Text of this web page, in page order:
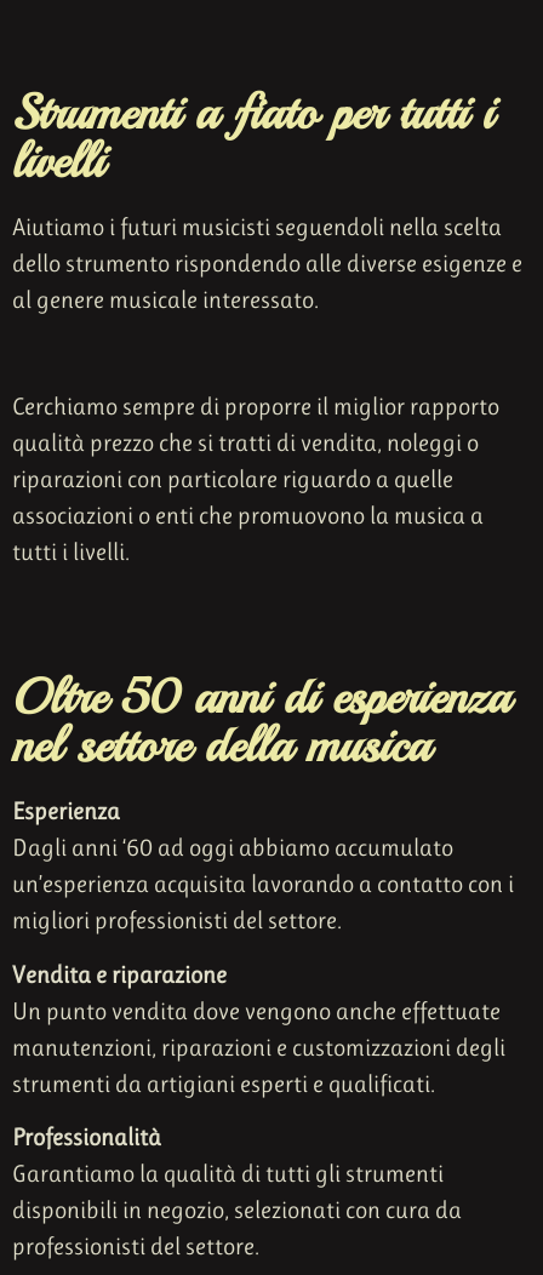
Strumenti a fiato per tutti i
livelli
Aiutiamo i futuri musicisti seguendoli nella scelta
dello strumento rispondendo alle diverse esigenze e
al genere musicale interessato.
Cerchiamo sempre di proporre il miglior rapporto
qualità prezzo che si tratti di vendita, noleggi o
riparazioni con particolare riguardo a quelle
associazioni o enti che promuovono la musica a
tutti i livelli.
Oltre 50 anni di esperienza
nel settore della musica
Esperienza
Dagli anni ‘60 ad oggi abbiamo accumulato
un’esperienza acquisita lavorando a contatto con i
migliori professionisti del settore.
Vendita e riparazione
Un punto vendita dove vengono anche effettuate
manutenzioni, riparazioni e customizzazioni degli
strumenti da artigiani esperti e qualificati.
Professionalità
Garantiamo la qualità di tutti gli strumenti
disponibili in negozio, selezionati con cura da
professionisti del settore.